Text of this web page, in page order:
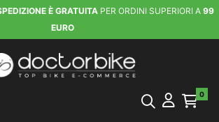
È GRATUITAPER ORDINI SUPERIORI A 99
EURO
Toggle 0